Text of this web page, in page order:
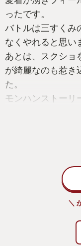
ったです。
バトルは三すくみ
なくやれると思い
あとは、スクショ
が綺麗なのも惹き
た。
モンハンストーリ
の方も是非やっ
＼